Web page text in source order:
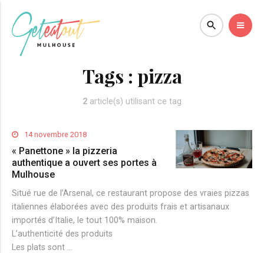
Tags : pizza
2 article(s) utilisant ce tag
14 novembre 2018
« Panettone » la pizzeria
authentique a ouvert ses portes à
Mulhouse
Situé rue de l’Arsenal, ce restaurant propose des vraies pizzas
italiennes élaborées avec des produits frais et artisanaux
importés d’Italie, le tout 100% maison.
L’authenticité des produits
Les plats sont …